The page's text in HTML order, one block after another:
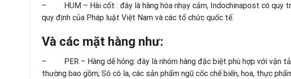
– HUM – Hài cốt : đây là hàng hóa nhạy cảm, Indochinapost có quy
quy định của Pháp luật Việt Nam và các tổ chức quốc tế.
Và các mặt hàng như:
– PER – Hàng dễ hỏng: đây là nhóm hàng đặc biệt phù hợp với vận tải
thường bao gồm; Sô cô la, các sản phẩm ngũ cốc chế biến, hoa, thực